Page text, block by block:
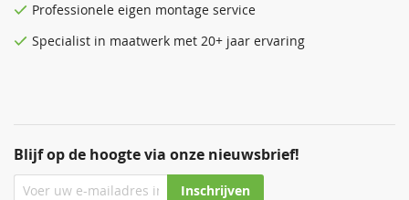
Blijf op de hoogte via onze nieuwsbrief!
Inschrijven
Professionele eigen montage service
Specialist in maatwerk met 20+ jaar ervaring